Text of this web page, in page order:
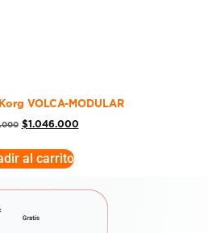
VOLCA-MODULAR
$1.046.000
al carrito